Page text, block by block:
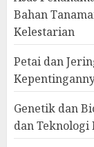
Bahan
Kelestarian
Petai dan
Genetik dan
dan Teknologi